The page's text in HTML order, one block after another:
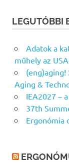
LEGUTÓBBI
Adatok a
műhely az
Aging &
IEA2027 –
37th
Ergonómia